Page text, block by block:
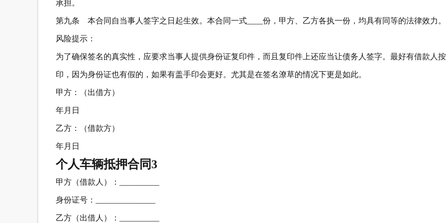
承担。
第九条 本合同自当事人签字之日起生效。本合同一式____份，甲方、乙方各执一份，均具有同等的法律效力。
风险提示：
为了确保签名的真实性，应要求当事人提供身份证复印件，而且复印件上还应当让债务人签字。最好有借款人
印，因为身份证也有假的，如果有盖手印会更好。尤其是在签名潦草的情况下更是如此。
甲方：（出借方）
年月日
乙方：（借款方）
年月日
个人车辆抵押合同3
甲方（借款人）：__________
身份证号：_______________
乙方（出借人）：__________